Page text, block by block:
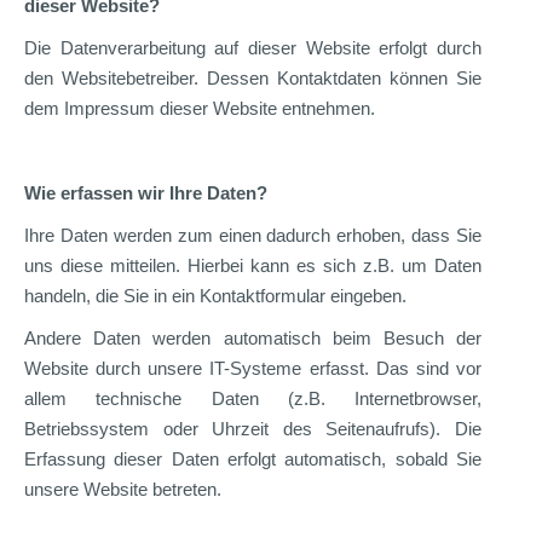
dieser Website?
Die Datenverarbeitung auf dieser Website erfolgt durch
den Websitebetreiber. Dessen Kontaktdaten können Sie
dem Impressum dieser Website entnehmen.
Wie erfassen wir Ihre Daten?
Ihre Daten werden zum einen dadurch erhoben, dass Sie
uns diese mitteilen. Hierbei kann es sich z.B. um Daten
handeln, die Sie in ein Kontaktformular eingeben.
Andere Daten werden automatisch beim Besuch der
Website durch unsere IT-Systeme erfasst. Das sind vor
allem technische Daten (z.B. Internetbrowser,
Betriebssystem oder Uhrzeit des Seitenaufrufs). Die
Erfassung dieser Daten erfolgt automatisch, sobald Sie
unsere Website betreten.